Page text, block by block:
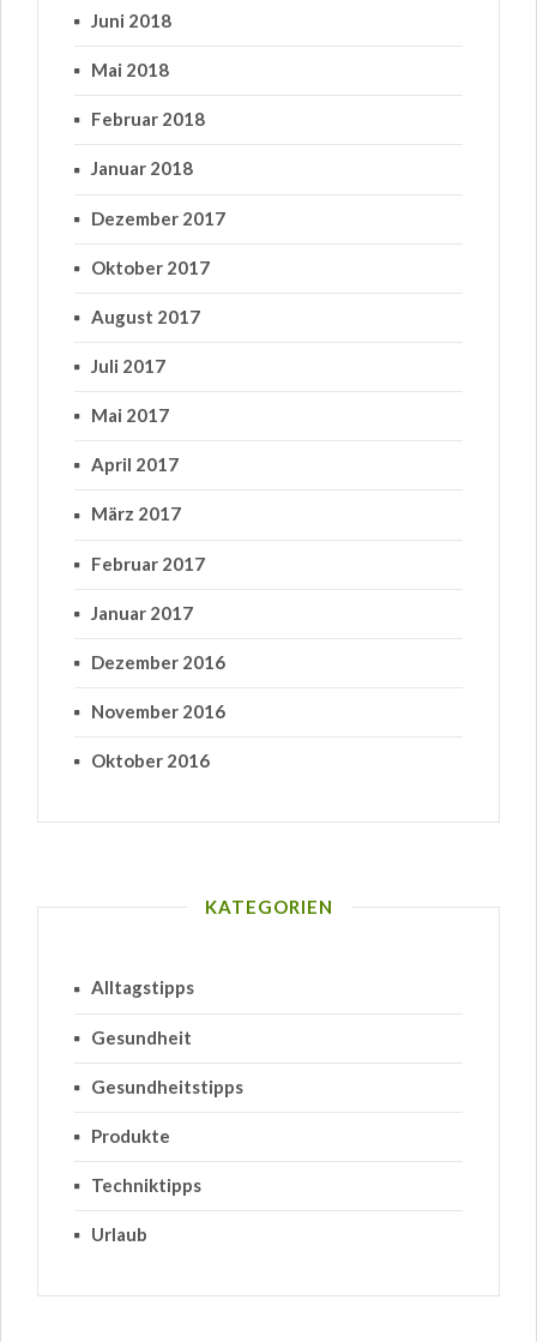
Juni 2018
Mai 2018
Februar 2018
Januar 2018
Dezember 2017
Oktober 2017
August 2017
Juli 2017
Mai 2017
April 2017
März 2017
Februar 2017
Januar 2017
Dezember 2016
November 2016
Oktober 2016
KATEGORIEN
Alltagstipps
Gesundheit
Gesundheitstipps
Produkte
Techniktipps
Urlaub